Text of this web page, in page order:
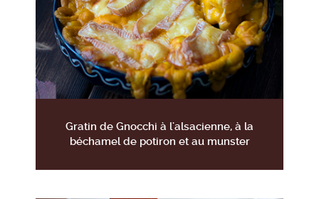
Gratin de Gnocchi à l'alsacienne, à la
béchamel de potiron et au munster